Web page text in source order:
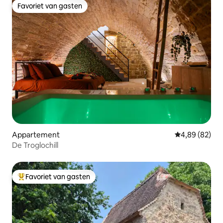
Favoriet van gasten
Favoriet van gasten
Appartement Gemiddelde
4,89 (82)
De Troglochill
Topfavoriet van gasten
Favoriet van gasten